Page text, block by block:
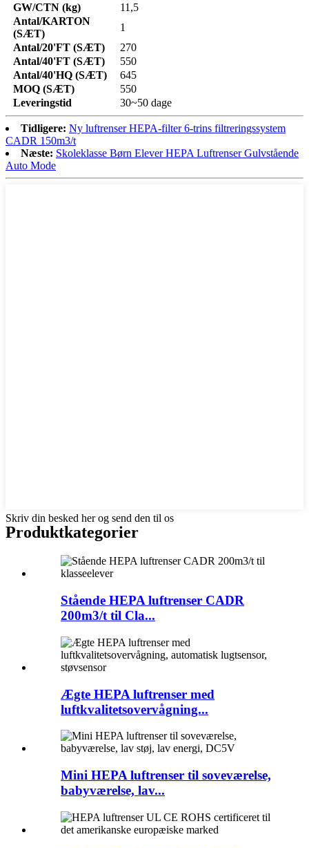
GW/CTN (kg)
11,5
Antal/KARTON
(SÆT)
1
Antal/20'FT (SÆT)
270
Antal/40'FT (SÆT)
550
Antal/40'HQ (SÆT)
645
MOQ (SÆT)
550
Leveringstid
30~50 dage
Tidligere: Ny luftrenser HEPA-filter 6-trins filtreringssystem
CADR 150m3/t
Næste: Skoleklasse Børn Elever HEPA Luftrenser Gulvstående
Auto Mode
Skriv din besked her og send den til os
Produktkategorier
Stående HEPA luftrenser CADR
200m3/t til Cla...
Ægte HEPA luftrenser med
luftkvalitetsovervågning...
Mini HEPA luftrenser til soveværelse,
babyværelse, lav...